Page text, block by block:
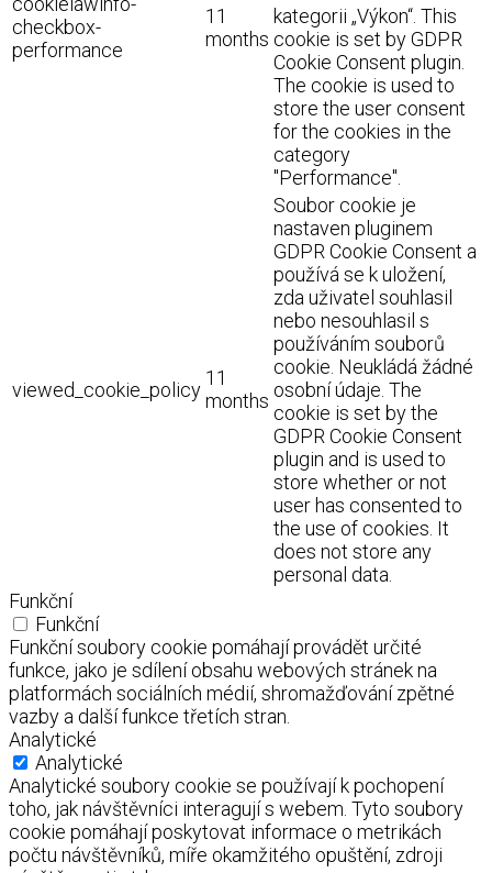
checkbox-
performance
11
months
kategorii „Výkon“. This
cookie is set by GDPR
Cookie Consent plugin.
The cookie is used to
store the user consent
for the cookies in the
category
"Performance".
viewed_cookie_policy
11
months
Soubor cookie je
nastaven pluginem
GDPR Cookie Consent a
používá se k uložení,
zda uživatel souhlasil
nebo nesouhlasil s
používáním souborů
cookie. Neukládá žádné
osobní údaje. The
cookie is set by the
GDPR Cookie Consent
plugin and is used to
store whether or not
user has consented to
the use of cookies. It
does not store any
personal data.
Funkční
Funkční
Funkční soubory cookie pomáhají provádět určité
funkce, jako je sdílení obsahu webových stránek na
platformách sociálních médií, shromažďování zpětné
vazby a další funkce třetích stran.
Analytické
Analytické
Analytické soubory cookie se používají k pochopení
toho, jak návštěvníci interagují s webem. Tyto soubory
cookie pomáhají poskytovat informace o metrikách
počtu návštěvníků, míře okamžitého opuštění, zdroji